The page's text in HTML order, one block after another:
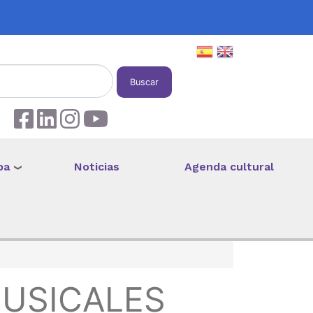
Buscar
Noticias Agenda cultural